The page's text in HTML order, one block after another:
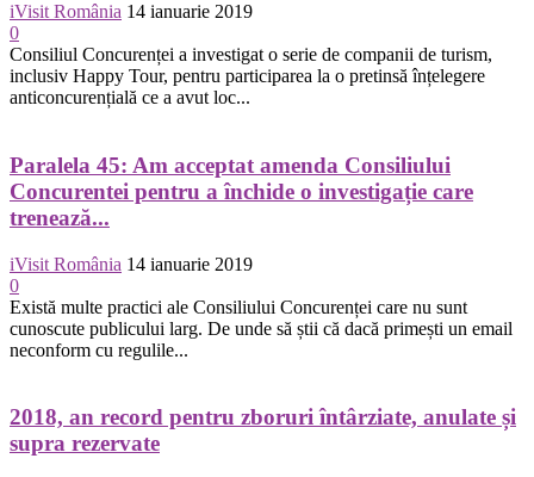
iVisit România 14 ianuarie 2019
0
Consiliul Concurenței a investigat o serie de companii de turism,
inclusiv Happy Tour, pentru participarea la o pretinsă înțelegere
anticoncurențială ce a avut loc...
Paralela 45: Am acceptat amenda Consiliului
Concurentei pentru a închide o investigație care
trenează...
iVisit România 14 ianuarie 2019
0
Există multe practici ale Consiliului Concurenței care nu sunt
cunoscute publicului larg. De unde să știi că dacă primești un email
neconform cu regulile...
2018, an record pentru zboruri întârziate, anulate și
supra rezervate